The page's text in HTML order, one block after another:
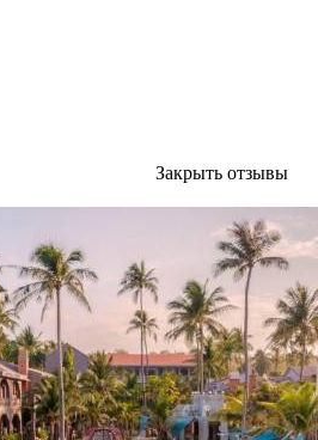
Закрыть отзывы